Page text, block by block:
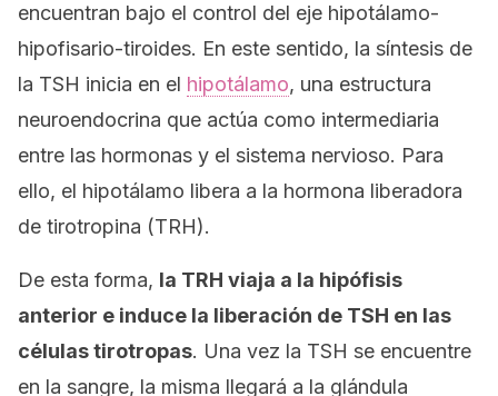
encuentran bajo el control del eje hipotálamo-
hipofisario-tiroides. En este sentido, la síntesis de
la TSH inicia en el hipotálamo, una estructura
neuroendocrina que actúa como intermediaria
entre las hormonas y el sistema nervioso. Para
ello, el hipotálamo libera a la hormona liberadora
de tirotropina (TRH).
De esta forma, la TRH viaja a la hipófisis
anterior e induce la liberación de TSH en las
células tirotropas. Una vez la TSH se encuentre
en la sangre, la misma llegará a la glándula